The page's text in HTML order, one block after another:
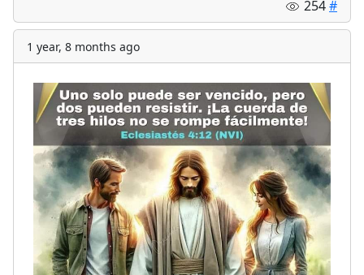
254#
1 year, 8 months ago